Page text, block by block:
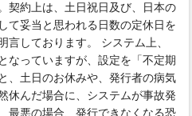
契約上は、土日祝日及び、日本の
て妥当と思われる日数の定休日を
言しております。 システム上、
なっていますが、設定を「不定期
、土日のお休みや、発行者の病気
休んだ場合に、システムが事故発
最悪の場合、発行できなくなる恐